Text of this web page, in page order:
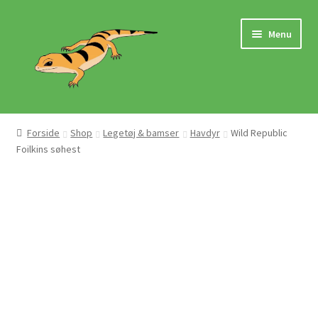
navigation
indhold
Menu
Hjem
Butik
Forside Shop Legetøj & bamser Havdyr
Wild Republic
Foilkins søhest